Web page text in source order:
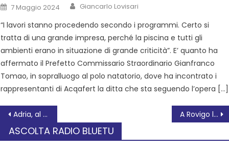
7 Maggio 2024 Giancarlo Lovisari
“I lavori stanno procedendo secondo i programmi. Certo si
tratta di una grande impresa, perché la piscina e tutti gli
ambienti erano in situazione di grande criticità”. E’ quanto ha
affermato il Prefetto Commissario Straordinario Gianfranco
Tomao, in sopralluogo al polo natatorio, dove ha incontrato i
rappresentanti di Acqafert la ditta che sta seguendo l’opera […]
Adria, al via le lezioni per l’anno accademico di Scienze Infermieristiche, in sinergia con l’Università di Ferrara A Rovigo l’asilo agevolato per sostenere le mamme che lavorano o studiano
ASCOLTA RADIO BLUETU